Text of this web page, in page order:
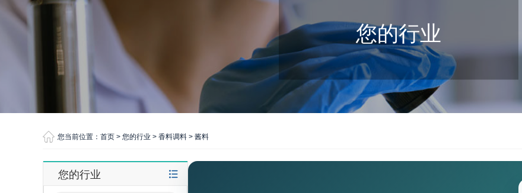
您的行业
您当前位置： 首页 > 您的行业 > 香料调料 > 酱料
您的行业